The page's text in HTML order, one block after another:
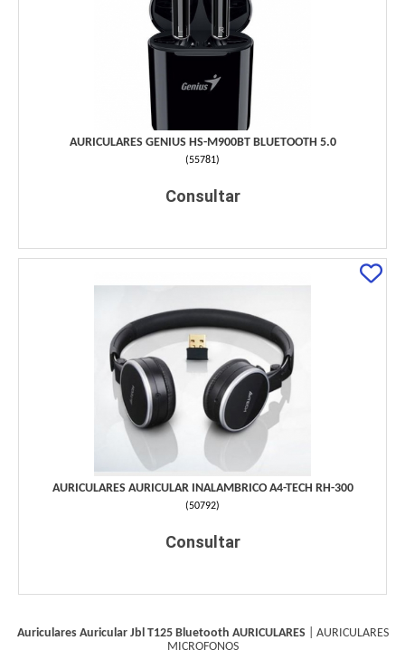
AURICULARES GENIUS HS-M900BT BLUETOOTH 5.0
(55781)
Consultar
AURICULARES AURICULAR INALAMBRICO A4-TECH RH-300
(50792)
Consultar
Auriculares Auricular Jbl T125 Bluetooth AURICULARES
AURICULARES
MICROFONOS